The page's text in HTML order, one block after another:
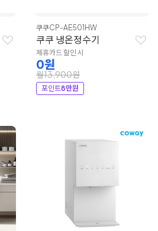
쿠쿠CP-AE501HW
쿠쿠 냉온정수기
제휴카드 할인 시
0원
월13,900원
포인트8만원